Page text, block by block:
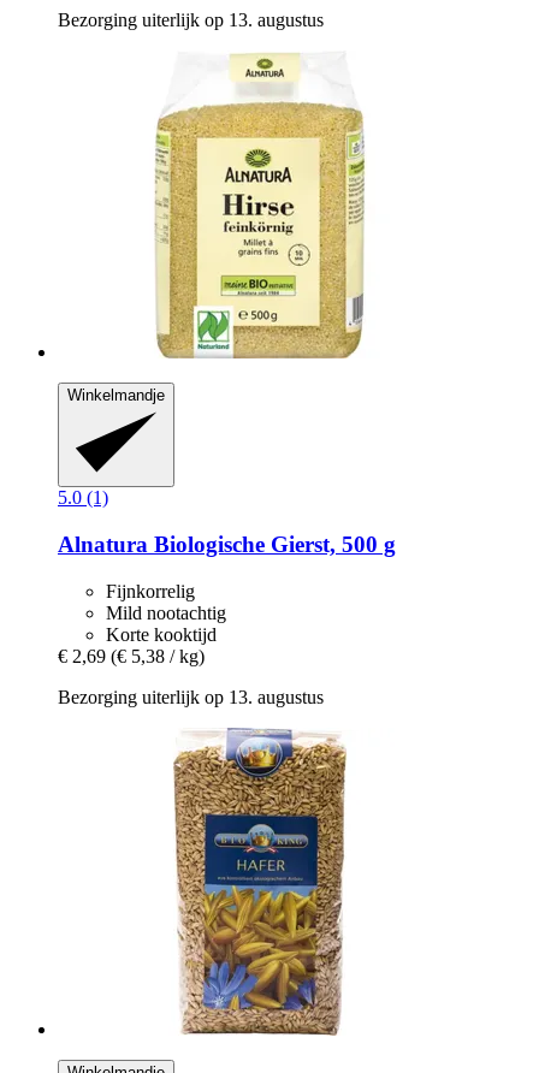
Bezorging uiterlijk op 13. augustus
Winkelmandje
5.0 (1)
Alnatura Biologische Gierst, 500 g
Fijnkorrelig
Mild nootachtig
Korte kooktijd
€ 2,69 (€ 5,38 / kg)
Bezorging uiterlijk op 13. augustus